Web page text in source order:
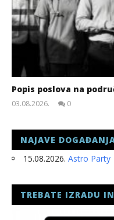
Popis poslova na
03.08.2026.
0
NAJAVE
15.08.2026. Astro Party
TREBATE IZRADU